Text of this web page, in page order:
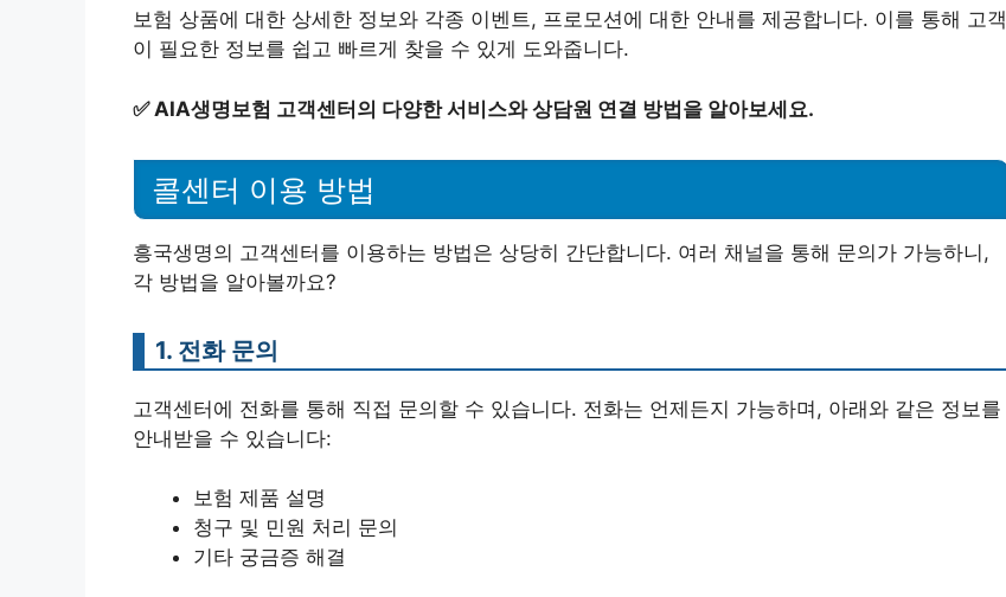
보험 상품에 대한 상세한 정보와 각종 이벤트, 프로모션에 대한 안내를 제공합니다. 이를 통해 고객
이 필요한 정보를 쉽고 빠르게 찾을 수 있게 도와줍니다.
✅ AIA생명보험 고객센터의 다양한 서비스와 상담원 연결 방법을 알아보세요.
콜센터 이용 방법
흥국생명의 고객센터를 이용하는 방법은 상당히 간단합니다. 여러 채널을 통해 문의가 가능하니,
각 방법을 알아볼까요?
1. 전화 문의
고객센터에 전화를 통해 직접 문의할 수 있습니다. 전화는 언제든지 가능하며, 아래와 같은 정보를
안내받을 수 있습니다:
보험 제품 설명
청구 및 민원 처리 문의
기타 궁금증 해결